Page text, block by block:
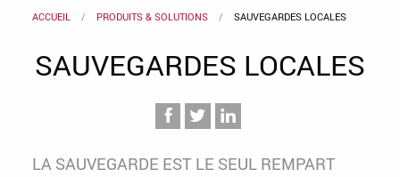
ACCUEIL PRODUITS & SOLUTIONS SAUVEGARDES LOCALES
SAUVEGARDES LOCALES
LA SAUVEGARDE EST LE SEUL REMPART